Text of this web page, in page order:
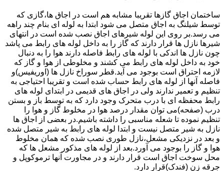
ساختمان اجاق گازها تقریبا مشابه هم است در اجاق ها،گازی که
توسط شیلنگ به اجاق متصل می شود ابتدا به لوله ای بنام چند راهه
می رسد.بر روی این لوله شیرهای اجاق نصب شده است در انتهای
شیرها نازل ها قرار دارند که گاز را به داخل لوله های رابط می پاشد
چون نازل ها اندکی با لوله های رابط فاصله دارند هوا را به دنبال
خود به داخل لوله های رابط می کشند و مخلوطی از هوا و گاز که
لازمه احتراق است بوجود می آید.قطر سوراخ نازل ها (اوریفیس)و
فاصله آنها از لوله های رابط حساب شده است و تقریبا احتیاجی به
تنظیم و تعمیر ندارند ولی در اجاق های قدیمی در ابتدای لوله های
رابط محفظه ای با درب متحرک وجود دارد که به توسط باز و بستن
درب (صفحه)می توان مقدار درصد هوا در مخلوط گاز و هوا را
تنظیم نموده تا شعله مناسبی را داشته باشیم.در بعضی از اجاق ها
نازل به شیر متصل نیست و ابتدا لوله های رابط به شیر متصل شده
و بعد در نزدیکی مشعل،نازل طوری نصب شده که همان مخلوط
هوا و گاز را بوجود می آورد.بعد از لوله های مذکور مشعل ها که
محل سوخت اجاق است قرار دارند و در مجاورت آنها ترموکوپل و
جرقه زن (فندک)قرار دارد.